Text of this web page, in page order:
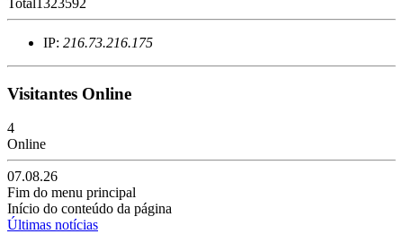
Total1323592
IP: 216.73.216.175
Visitantes Online
4
Online
07.08.26
Fim do menu principal
Início do conteúdo da página
Últimas notícias